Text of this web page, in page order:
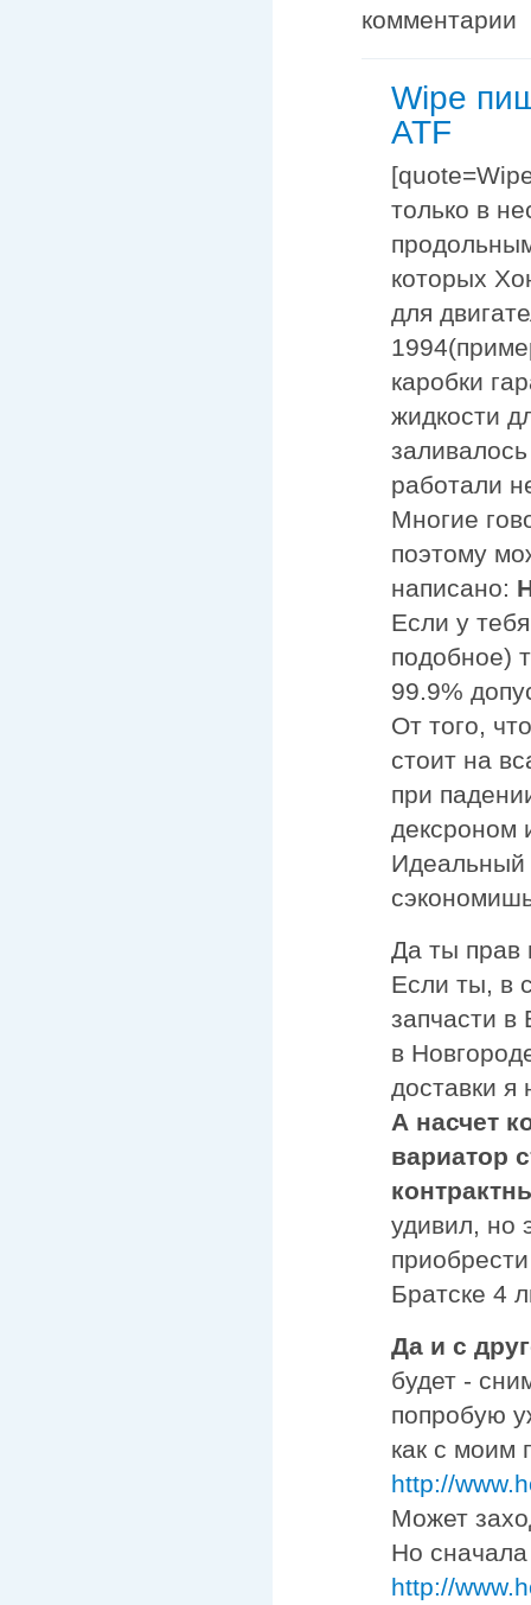
комментарии
Wipe
ATF
только в
которых
для
каробки
жидкости
работали
Многие
поэтому
написано:
Если у
подобное)
99.9%
От того,
стоит на
при
дексроном
Идеальный
Да ты прав
Если ты, в
запчасти в
в
доставки я
А насчет
вариатор
удивил, но
Братске 4
Да и с
будет -
попробую
как с моим
http://
Может
Но сначала
http://